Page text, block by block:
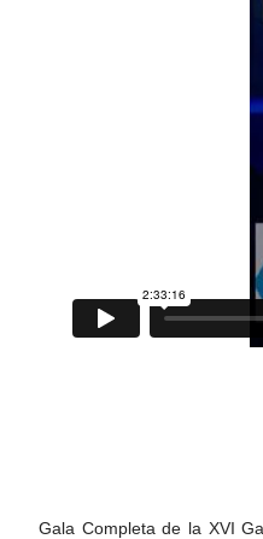
Gala Completa de la XVI